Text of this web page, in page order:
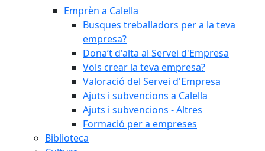
Emprèn a Calella
Busques treballadors per a la teva
empresa?
Dona’t d'alta al Servei d'Empresa
Vols crear la teva empresa?
Valoració del Servei d'Empresa
Ajuts i subvencions a Calella
Ajuts i subvencions - Altres
Formació per a empreses
Biblioteca